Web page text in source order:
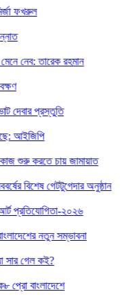
রহমান
জামায়াত
অনুষ্ঠান
২০২৬
সম্ভাবনা